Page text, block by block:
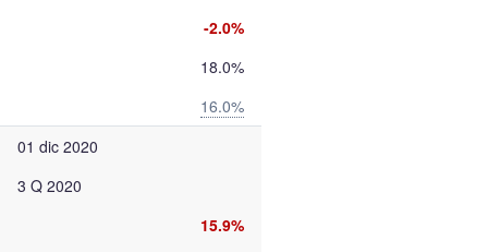
-2.0%
18.0%
16.0%
01 dic 2020
3 Q 2020
15.9%